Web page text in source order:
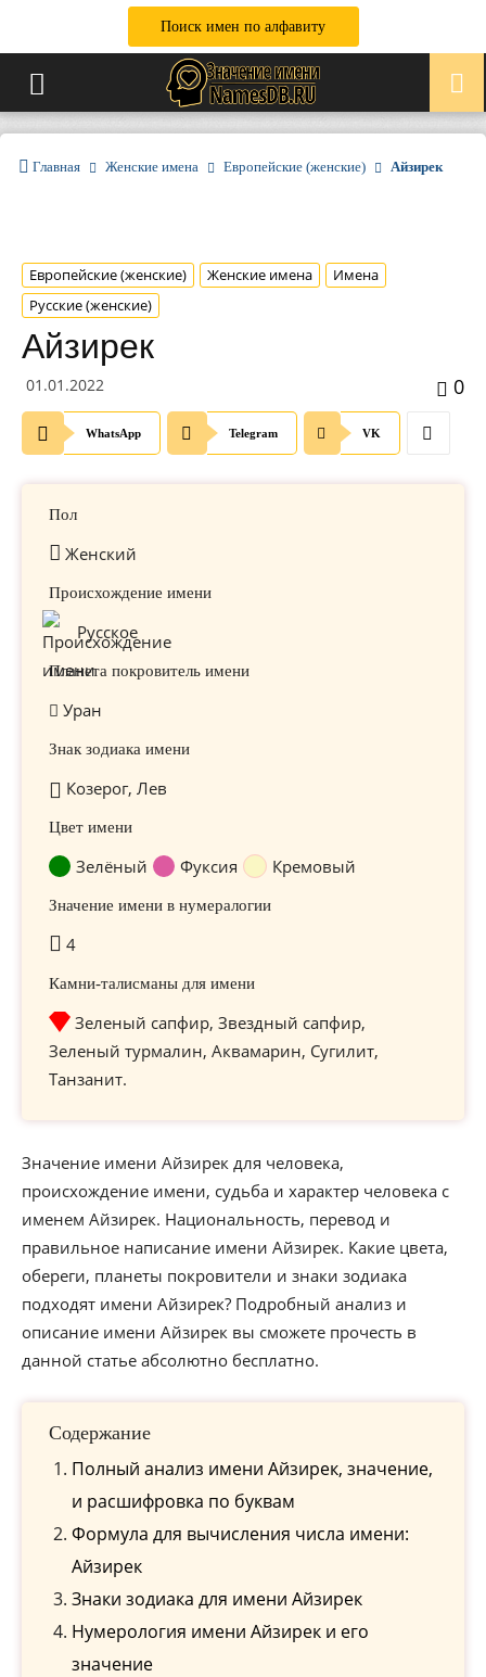
Поиск имен по алфавиту
Главная Женские имена Европейские (женские) Айзирек
Европейские (женские) Женские имена
Имена
Русские (женские)
Айзирек
01.01.2022 0
WhatsApp Telegram VK
Пол
Женский
Происхождение имени
Русское
Планета покровитель имени
Уран
Знак зодиака имени
Козерог, Лев
Цвет имени
Зелёный Фуксия Кремовый
Значение имени в нумералогии
4
Камни-талисманы для имени
Зеленый сапфир, Звездный сапфир,
Зеленый турмалин, Аквамарин, Сугилит,
Танзанит.
Значение имени Айзирек для человека,
происхождение имени, судьба и характер человека с
именем Айзирек. Национальность, перевод и
правильное написание имени Айзирек. Какие цвета,
обереги, планеты покровители и знаки зодиака
подходят имени Айзирек? Подробный анализ и
описание имени Айзирек вы сможете прочесть в
данной статье абсолютно бесплатно.
Содержание
Полный анализ имени Айзирек, значение,
и расшифровка по буквам
Формула для вычисления числа имени:
Айзирек
Знаки зодиака для имени Айзирек
Нумерология имени Айзирек и его
значение